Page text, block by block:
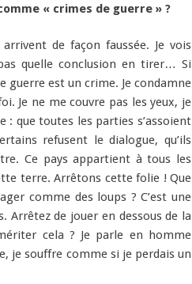
« crimes de guerre » ?
de façon faussée. Je vois
quelle conclusion en tirer… Si
guerre est un crime. Je condamne
Je ne me couvre pas les yeux, je
: que toutes les parties s’assoient
refusent le dialogue, qu’ils
Ce pays appartient à tous les
terre. Arrêtons cette folie ! Que
comme des loups ? C’est une
Arrêtez de jouer en dessous de la
cela ? Je parle en homme
je souffre comme si je perdais un